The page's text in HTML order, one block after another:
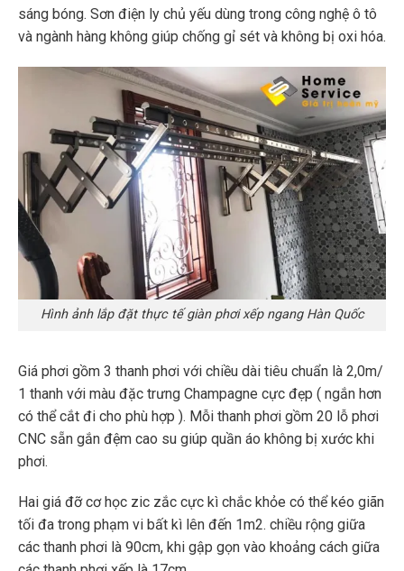
sáng bóng. Sơn điện ly chủ yếu dùng trong công nghệ ô tô
và ngành hàng không giúp chống gỉ sét và không bị oxi hóa.
Hình ảnh lắp đặt thực tế giàn phơi xếp ngang Hàn Quốc
Giá phơi gồm 3 thanh phơi với chiều dài tiêu chuẩn là 2,0m/
1 thanh với màu đặc trưng Champagne cực đẹp ( ngắn hơn
có thể cắt đi cho phù hợp ). Mỗi thanh phơi gồm 20 lỗ phơi
CNC sẵn gắn đệm cao su giúp quần áo không bị xước khi
phơi.
Hai giá đỡ cơ học zic zắc cực kì chắc khỏe có thể kéo giãn
tối đa trong phạm vi bất kì lên đến 1m2. chiều rộng giữa
các thanh phơi là 90cm, khi gập gọn vào khoảng cách giữa